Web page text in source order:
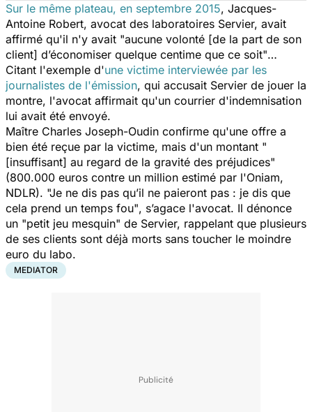
Sur le même plateau, en septembre 2015, Jacques-
Antoine Robert, avocat des laboratoires Servier, avait
affirmé qu'il n'y avait "aucune volonté [de la part de son
client] d’économiser quelque centime que ce soit"…
Citant l'exemple d'une victime interviewée par les
journalistes de l'émission, qui accusait Servier de jouer la
montre, l'avocat affirmait qu'un courrier d'indemnisation
lui avait été envoyé.
Maître Charles Joseph-Oudin confirme qu'une offre a
bien été reçue par la victime, mais d'un montant "
[insuffisant] au regard de la gravité des préjudices"
(800.000 euros contre un million estimé par l'Oniam,
NDLR). "Je ne dis pas qu’il ne paieront pas : je dis que
cela prend un temps fou", s’agace l'avocat. Il dénonce
un "petit jeu mesquin" de Servier, rappelant que plusieurs
de ses clients sont déjà morts sans toucher le moindre
euro du labo.
MEDIATOR